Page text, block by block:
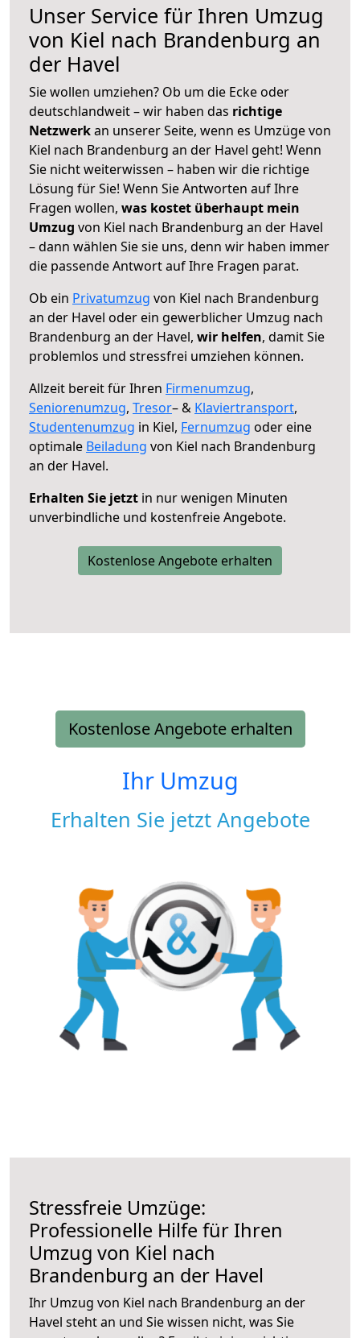
Unser Service für Ihren Umzug
von Kiel nach Brandenburg an
der Havel
Sie wollen umziehen? Ob um die Ecke oder
deutschlandweit – wir haben das richtige
Netzwerkan unserer Seite, wenn es Umzüge von
Kiel nach Brandenburg an der Havel geht! Wenn
Sie nicht weiterwissen – haben wir die richtige
Lösung für Sie! Wenn Sie Antworten auf Ihre
Fragen wollen, was kostet überhaupt mein
Umzug von Kiel nach Brandenburg an der Havel
– dann wählen Sie sie uns, denn wir haben immer
die passende Antwort auf Ihre Fragen parat.
Ob ein Privatumzug von Kiel nach Brandenburg
an der Havel oder ein gewerblicher Umzug nach
Brandenburg an der Havel, wir helfen, damit Sie
problemlos und stressfrei umziehen können.
Allzeit bereit für Ihren Firmenumzug,
Seniorenumzug, Tresor– & Klaviertransport,
Studentenumzug in Kiel, Fernumzug oder eine
optimale Beiladung von Kiel nach Brandenburg
an der Havel.
Erhalten Sie jetzt in nur wenigen Minuten
unverbindliche und kostenfreie Angebote.
Kostenlose Angebote erhalten
Kostenlose Angebote erhalten
Ihr Umzug
Erhalten Sie jetzt Angebote
Stressfreie Umzüge:
Professionelle Hilfe für Ihren
Umzug von Kiel nach
Brandenburg an der Havel
Ihr Umzug von Kiel nach Brandenburg an der
Havel steht an und Sie wissen nicht, was Sie